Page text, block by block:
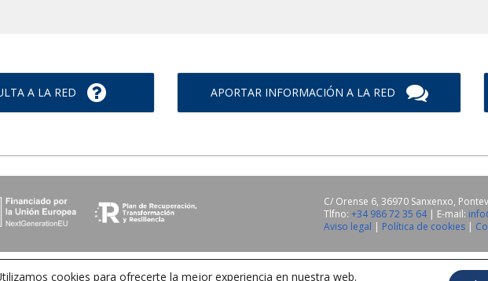
A LA RED APORTAR INFORMACIÓN A LA RED
C/ Orense 6, 36970 Sanxenxo,
Tlfno: +34 986 72 35 64| E-mail:
Aviso legal | Política de cookies |
cookies para ofrecerte la mejor experiencia en nuestra web.